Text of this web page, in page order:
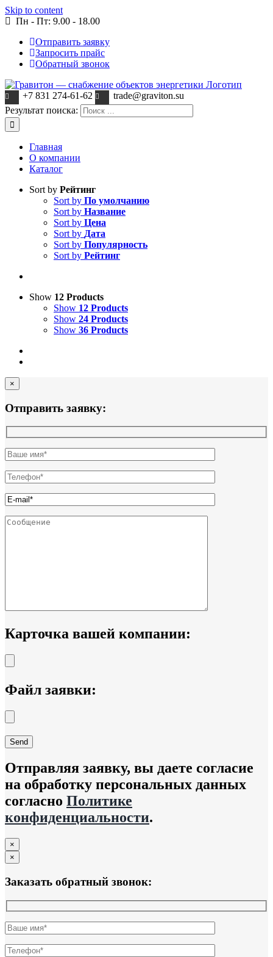
Skip to content
Пн - Пт: 9.00 - 18.00
Отправить заявку
Запросить прайс
Обратный звонок
+7 831 274-61-62
trade@graviton.su
Результат поиска:
Главная
О компании
Каталог
Sort by Рейтинг
Sort by По умолчанию
Sort by Название
Sort by Цена
Sort by Дата
Sort by Популярность
Sort by Рейтинг
Show 12 Products
Show 12 Products
Show 24 Products
Show 36 Products
×
Отправить заявку:
Карточка вашей компании:
Файл заявки:
Отправляя заявку, вы даете согласие
на обработку персональных данных
согласно Политике
конфиденциальности.
×
×
Заказать обратный звонок: